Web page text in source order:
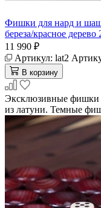
Фишки для нард и
береза/красное
11 990 ₽
Артикул: lat2
В корзину
Эксклюзивные фишки
из латуни. Темные